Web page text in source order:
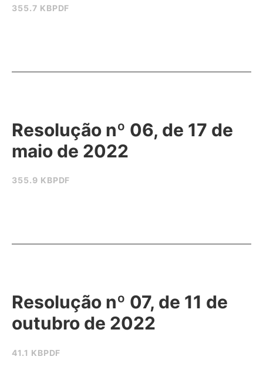
355.7 KBPDF
355.9 KBPDF
Resolução nº 06, de 17 de
maio de 2022
41.1 KBPDF
Resolução nº 07, de 11 de
outubro de 2022